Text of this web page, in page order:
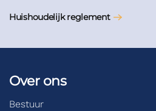
Huishoudelijk reglement
Over ons
Bestuur